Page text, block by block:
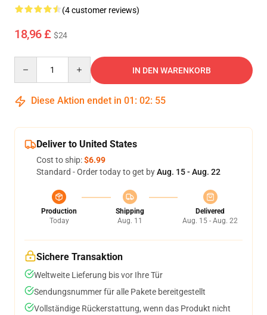
(4 customer reviews)
18,96 £ $24
IN DEN WARENKORB
Diese Aktion endet in 01 : 02: 55
Deliver to United States
Cost to ship:$6.99
Standard - Order today to get byAug. 15 - Aug. 22
Production
Today
Shipping
Aug. 11
Delivered
Aug. 15 - Aug. 22
Sichere Transaktion
Weltweite Lieferung bis vor Ihre Tür
Sendungsnummer für alle Pakete bereitgestellt
Vollständige Rückerstattung, wenn das Produkt nicht